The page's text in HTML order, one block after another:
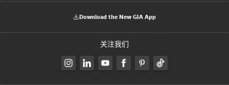
Download the New GIA App
关注我们